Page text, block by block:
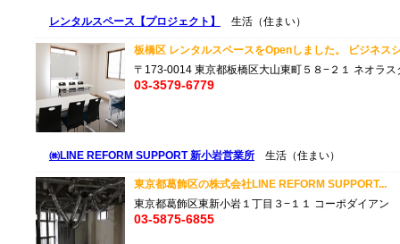
レンタルスペース【プロジェクト】 生活（住まい）
板橋区 レンタルスペースをOpenしました。 ビジネス
〒173-0014 東京都板橋区大山東町５８−２１ ネオラス
03-3579-6779
㈱LINE REFORM SUPPORT 新小岩営業所 生活（住まい）
東京都葛飾区の株式会社LINE REFORM SUPPORT...
東京都葛飾区東新小岩１丁目３−１１ コーポダイアン
03-5875-6855